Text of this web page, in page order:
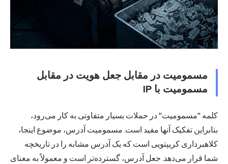
مسمومیت در مقابل جعل هویت در مقابل
مسمومیت با IP
کلمه "مسمومیت" در حملات بسیار متفاوتی به کار می‌رود،
بنابراین تفکیک آنها مفید است. مسمومیت آدرس، موضوع اینجا،
کلاهبرداری کریپتویی است که یک آدرس مشابه را در تاریخچه
شما قرار می‌دهد. جعل آدرس، گسترده‌تر است و معمولاً به معنای